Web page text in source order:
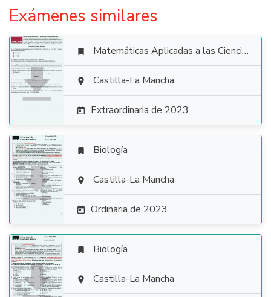
Exámenes similares

 Matemáticas Aplicadas a las Ciencias Sociales
 Castilla-La Mancha
 Extraordinaria de 2023

 Biología
 Castilla-La Mancha
 Ordinaria de 2023

 Biología
 Castilla-La Mancha